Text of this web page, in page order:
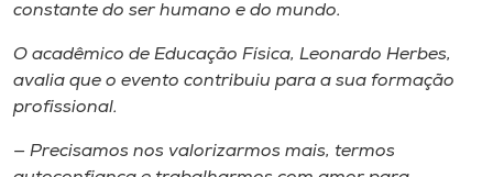
constante do ser humano e do mundo.
O acadêmico de Educação Física, Leonardo Herbes,
avalia que o evento contribuiu para a sua formação
profissional.
— Precisamos nos valorizarmos mais, termos